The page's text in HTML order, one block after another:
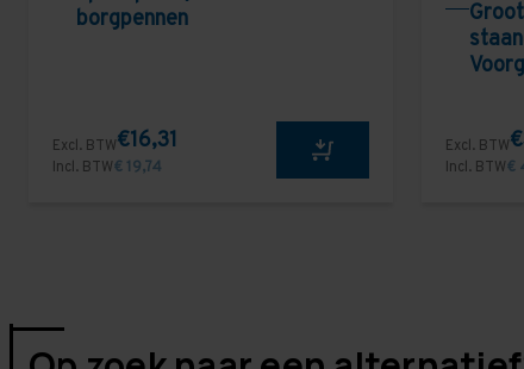
borgpennen
Excl. BTW€16,31
Incl. BTW€ 19,74
Excl. BTW
Incl. BTW€